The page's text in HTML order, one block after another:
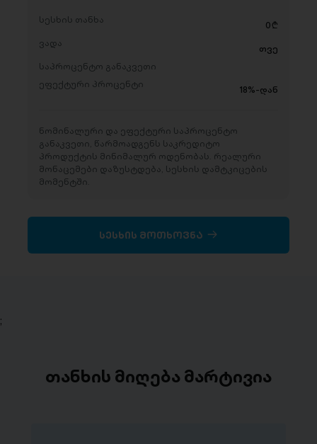
სესხის თანხა 0 D
ვადა
თვე
საპროცენტო განაკვეთი
ეფექტური პროცენტი
18%-დან
ნომინალური და ეფექტური საპროცენტო
განაკვეთი, წარმოადგენს საკრედიტო
პროდუქტის მინიმალურ ოდენობას. რეალური
მონაცემები დაზუსტდება, სესხის დამტკიცების
მომენტში.
სესხის მოთხოვნა
;
თანხის მიღება მარტივია